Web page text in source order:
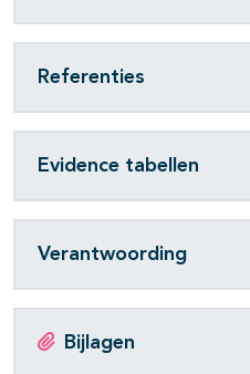
Referenties
Evidence tabellen
Verantwoording
Bijlagen